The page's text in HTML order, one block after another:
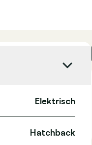
Elektrisch
Hatchback